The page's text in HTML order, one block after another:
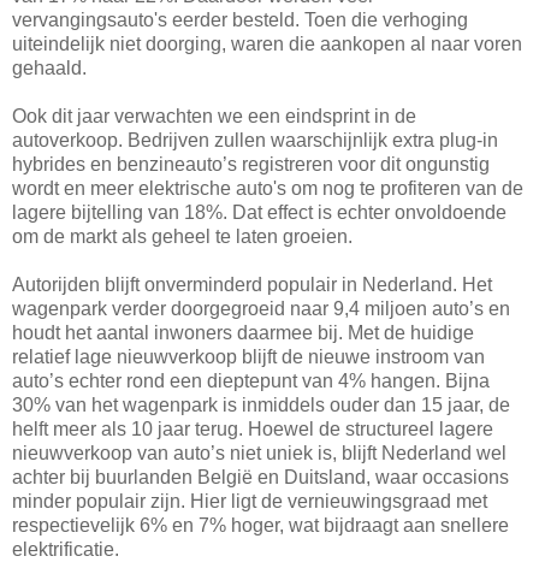
vervangingsauto's eerder besteld. Toen die verhoging
uiteindelijk niet doorging, waren die aankopen al naar voren
gehaald.
Ook dit jaar verwachten we een eindsprint in de
autoverkoop. Bedrijven zullen waarschijnlijk extra plug-in
hybrides en benzineauto’s registreren voor dit ongunstig
wordt en meer elektrische auto's om nog te profiteren van de
lagere bijtelling van 18%. Dat effect is echter onvoldoende
om de markt als geheel te laten groeien.
Autorijden blijft onverminderd populair in Nederland. Het
wagenpark verder doorgegroeid naar 9,4 miljoen auto’s en
houdt het aantal inwoners daarmee bij. Met de huidige
relatief lage nieuwverkoop blijft de nieuwe instroom van
auto’s echter rond een dieptepunt van 4% hangen. Bijna
30% van het wagenpark is inmiddels ouder dan 15 jaar, de
helft meer als 10 jaar terug. Hoewel de structureel lagere
nieuwverkoop van auto’s niet uniek is, blijft Nederland wel
achter bij buurlanden België en Duitsland, waar occasions
minder populair zijn. Hier ligt de vernieuwingsgraad met
respectievelijk 6% en 7% hoger, wat bijdraagt aan snellere
elektrificatie.